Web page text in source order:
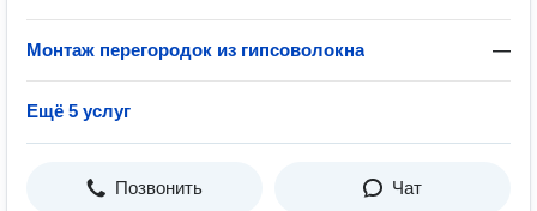
Монтаж перегородок из гипсоволокна —
Ещё 5 услуг
Позвонить Чат